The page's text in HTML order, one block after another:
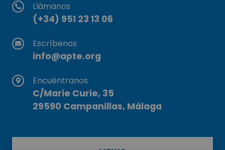
Llámanos
(+34) 951 23 13 06
Escríbenos
info@apte.org
Encuéntranos
C/Marie Curie, 35
29590 Campanillas, Málaga